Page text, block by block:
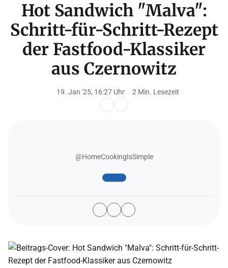
Hot Sandwich "Malva":
Schritt-für-Schritt-Rezept
der Fastfood-Klassiker
aus Czernowitz
19. Jan '25, 16:27 Uhr 2 Min. Lesezeit
@HomeCookingIsSimple